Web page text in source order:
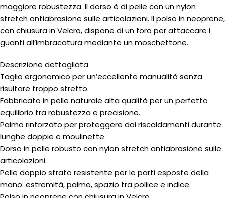
maggiore robustezza. Il dorso è di pelle con un nylon
stretch antiabrasione sulle articolazioni. Il polso in neoprene,
con chiusura in Velcro, dispone di un foro per attaccare i
guanti all’imbracatura mediante un moschettone.
Descrizione dettagliata
Taglio ergonomico per un’eccellente manualità senza
risultare troppo stretto.
Fabbricato in pelle naturale alta qualità per un perfetto
equilibrio tra robustezza e precisione.
Palmo rinforzato per proteggere dai riscaldamenti durante
lunghe doppie e moulinette.
Dorso in pelle robusto con nylon stretch antiabrasione sulle
articolazioni.
Pelle doppio strato resistente per le parti esposte della
mano: estremità, palmo, spazio tra pollice e indice.